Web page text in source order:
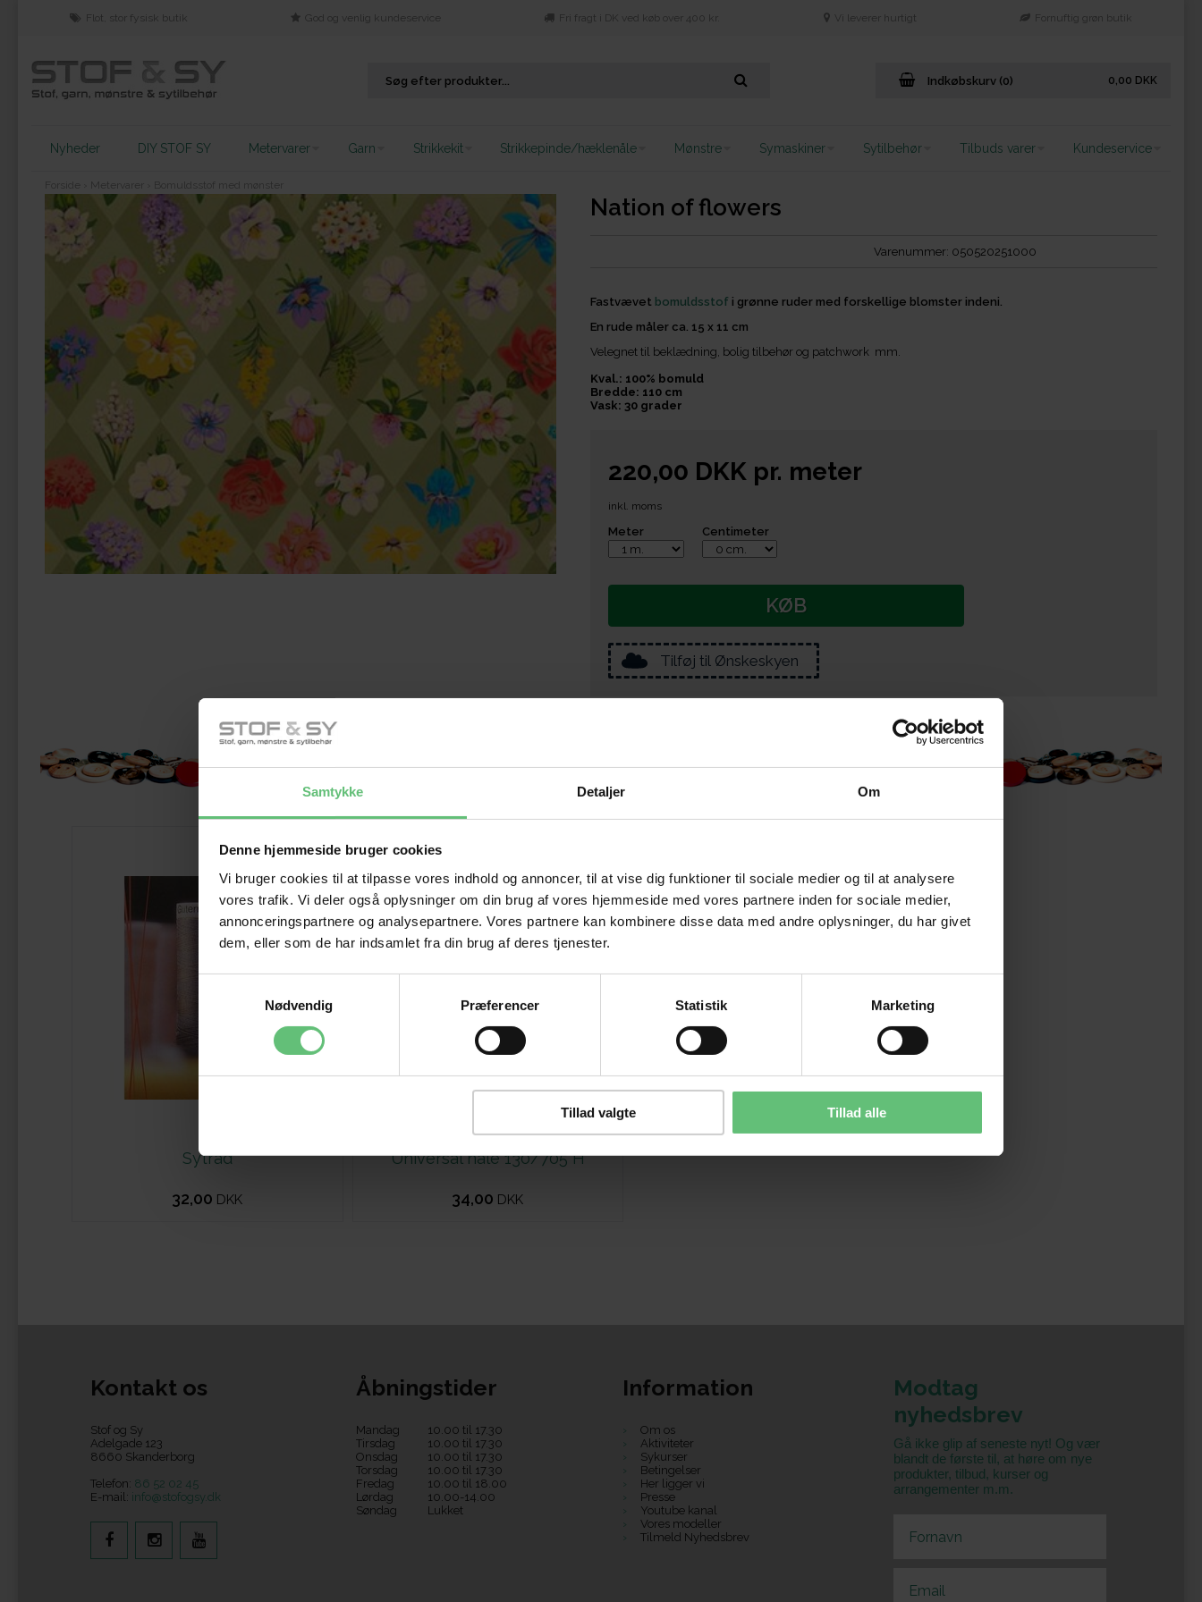
Samtykke Detaljer Om
Denne hjemmeside bruger cookies
Vi bruger cookies til at tilpasse vores indhold og annoncer, til at vise dig funktioner til sociale medier og til at analysere
vores trafik. Vi deler også oplysninger om din brug af vores hjemmeside med vores partnere inden for sociale medier,
annonceringspartnere og analysepartnere. Vores partnere kan kombinere disse data med andre oplysninger, du har givet
dem, eller som de har indsamlet fra din brug af deres tjenester.
Nødvendig
Præferencer Statistik Marketing
Tillad valgte Tillad alle
Flot, stor fysisk butik God og venlig kundeservice Fri fragt i DK ved køb over 400 kr. Vi leverer hurtigt Fornuftig grøn butik
Indkøbskurv (0) 0,00 DKK
Nyheder DIY STOF SY Metervarer Garn Strikkekit Strikkepinde/hæklenåle Mønstre Symaskiner Sytilbehør Tilbuds varer Kundeservice
Metervarer Bomuldsstof med mønster
Nation of flowers
Varenummer: 050520251000
Fastvævet bomuldsstof i grønne ruder med forskellige blomster indeni.
En rude måler ca. 15 x 11 cm
Velegnet til beklædning, bolig tilbehør og patchwork mm.
Kval.: 100% bomuld
Bredde: 110 cm
Vask: 30 grader
220,00 DKKpr. meter
inkl. moms
Meter Centimeter
KØB
Tilføj til Ønskeskyen
Måske er du også interesseret i følgende produkter
Sytråd
32,00 DKK
Universal nåle 130/705 H
34,00 DKK
Kontakt os
Stof og Sy
Adelgade 123
8660 Skanderborg
Telefon: 86 52 02 45
E-mail: info@stofogsy.dk
Åbningstider
Mandag
10.00 til 17.30
Tirsdag
10.00 til 17.30
Onsdag
10.00 til 17.30
Torsdag
10.00 til 17.30
Fredag
10.00 til 18.00
Lørdag
10.00-14.00
Søndag
Lukket
Information
Om os
Aktiviteter
Sykurser
Betingelser
Her ligger vi
Presse
Youtube kanal
Vores modeller
Tilmeld Nyhedsbrev
Modtag
nyhedsbrev
Gå ikke glip af seneste nyt! Og vær
blandt de første til, at høre om nye
produkter, tilbud, kurser og
arrangementer m.m.